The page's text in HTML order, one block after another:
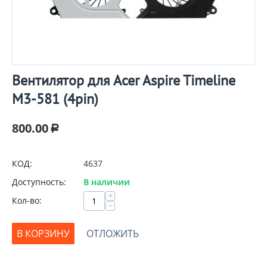
Вентилятор для Acer Aspire Timeline
M3-581 (4pin)
800.00 Р
КОД:
4637
Доступность:
В наличии
Кол-во:
+
−
В КОРЗИНУ ОТЛОЖИТЬ